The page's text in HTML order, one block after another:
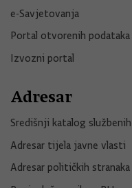
e-Savjetovanja
Portal otvorenih podataka
Izvozni portal
Adresar
Središnji katalog
Adresar tijela javne vlasti
Adresar političkih stranaka